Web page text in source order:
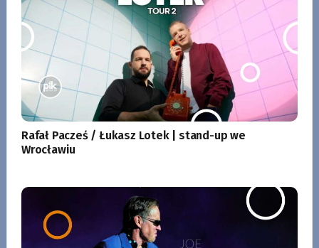
Rafał Pacześ / Łukasz Lotek | stand-up we
Wrocławiu